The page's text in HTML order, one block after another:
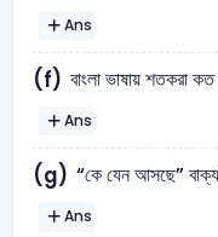
Ans
(f) বাংলা ভাষায় শতকরা
Ans
(g) “কে যেন আসছে”
Ans